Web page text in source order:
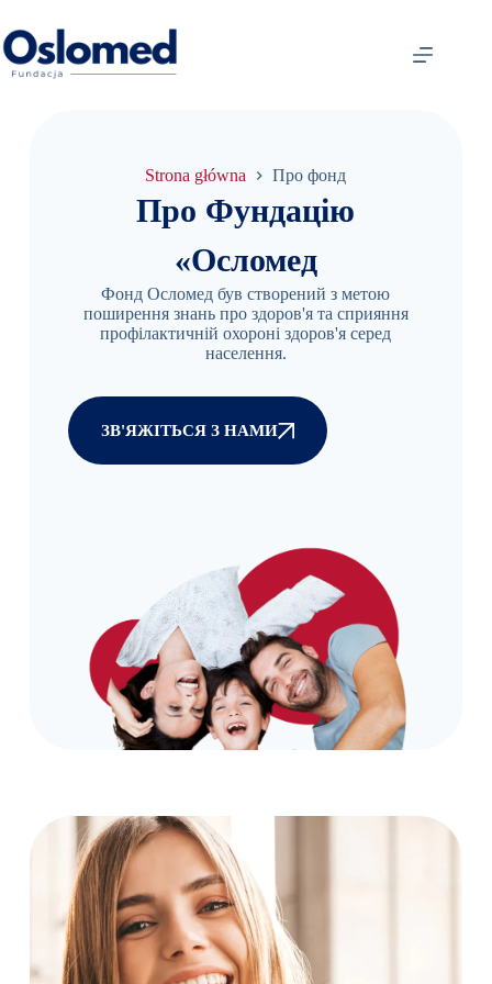
«Осломед
Badania
Kliniczne
Контакти
Українська
+48
12
298
76 66
Strona główna Про фонд
Про Фундацію
«Осломед
Фонд Осломед був створений з метою
поширення знань про здоров'я та сприяння
профілактичній охороні здоров'я серед
населення.
ЗВ'ЯЖІТЬСЯ З НАМИ